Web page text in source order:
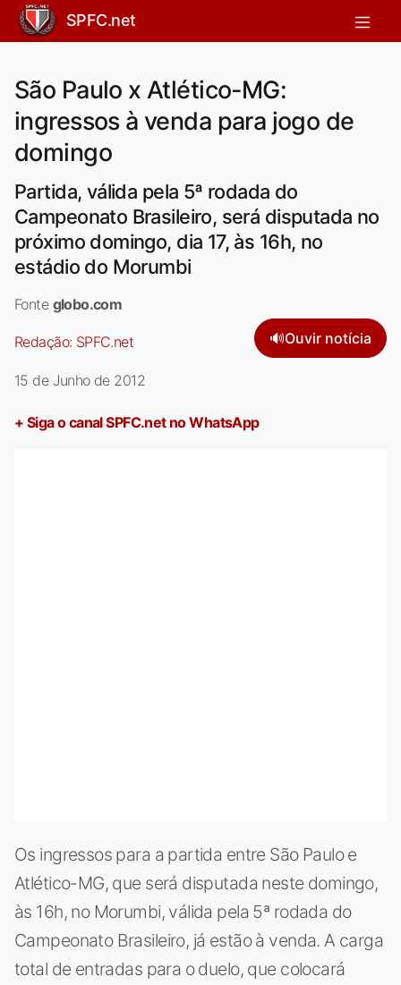
SPFC.net
São Paulo x Atlético-MG:
ingressos à venda para jogo de
domingo
Partida, válida pela 5ª rodada do
Campeonato Brasileiro, será disputada no
próximo domingo, dia 17, às 16h, no
estádio do Morumbi
Fonte globo.com
Redação: SPFC.net 🔊Ouvir notícia
15 de Junho de 2012
+ Siga o canal SPFC.net no WhatsApp
Os ingressos para a partida entre São Paulo e
Atlético-MG, que será disputada neste domingo,
às 16h, no Morumbi, válida pela 5ª rodada do
Campeonato Brasileiro, já estão à venda. A carga
total de entradas para o duelo, que colocará